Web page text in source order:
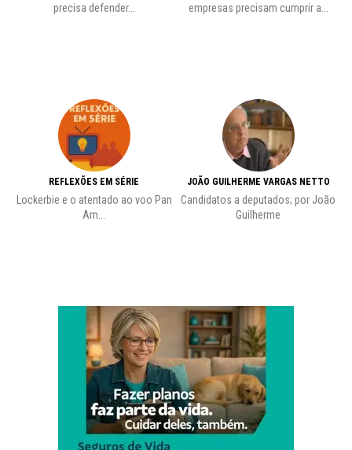
precisa defender...
REFLEXÕES EM SÉRIE
Lockerbie e o atentado ao voo Pan
Am...
empresas precisam cumprir a...
JOÃO GUILHERME VARGAS NETTO
Candidatos a deputados; por João
Guilherme